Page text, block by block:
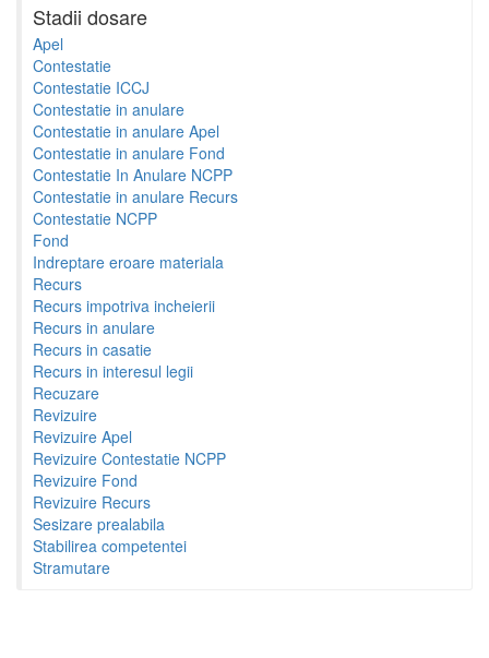
Stadii dosare
Apel
Contestatie
Contestatie ICCJ
Contestatie in anulare
Contestatie in anulare Apel
Contestatie in anulare Fond
Contestatie In Anulare NCPP
Contestatie in anulare Recurs
Contestatie NCPP
Fond
Indreptare eroare materiala
Recurs
Recurs impotriva incheierii
Recurs in anulare
Recurs in casatie
Recurs in interesul legii
Recuzare
Revizuire
Revizuire Apel
Revizuire Contestatie NCPP
Revizuire Fond
Revizuire Recurs
Sesizare prealabila
Stabilirea competentei
Stramutare